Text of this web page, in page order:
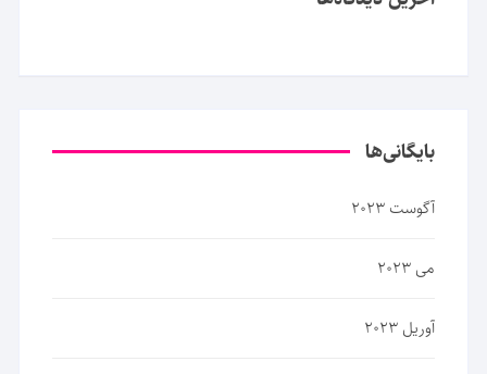
بایگانی‌ها
آگوست 2023
می 2023
آوریل 2023